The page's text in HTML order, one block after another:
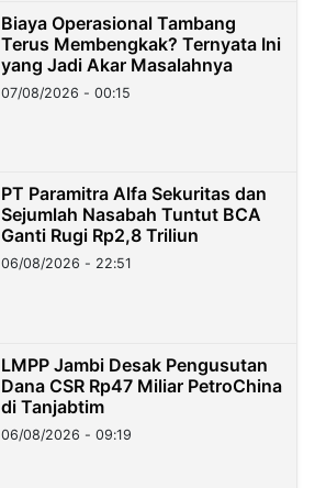
Biaya Operasional Tambang
Terus Membengkak? Ternyata Ini
yang Jadi Akar Masalahnya
07/08/2026 - 00:15
PT Paramitra Alfa Sekuritas dan
Sejumlah Nasabah Tuntut BCA
Ganti Rugi Rp2,8 Triliun
06/08/2026 - 22:51
LMPP Jambi Desak Pengusutan
Dana CSR Rp47 Miliar PetroChina
di Tanjabtim
06/08/2026 - 09:19